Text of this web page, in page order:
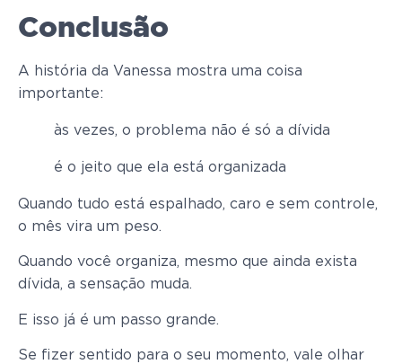
Conclusão
A história da Vanessa mostra uma coisa
importante:
às vezes, o problema não é só a dívida
é o jeito que ela está organizada
Quando tudo está espalhado, caro e sem controle,
o mês vira um peso.
Quando você organiza, mesmo que ainda exista
dívida, a sensação muda.
E isso já é um passo grande.
Se fizer sentido para o seu momento, vale olhar